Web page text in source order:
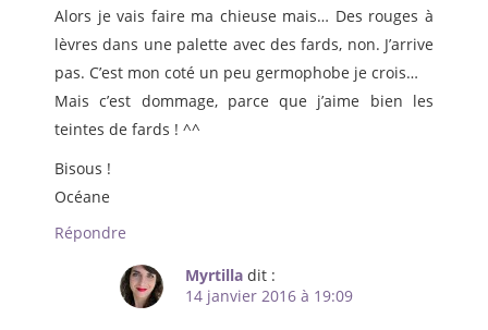
Alors je vais faire ma chieuse mais… Des rouges à
lèvres dans une palette avec des fards, non. J’arrive
pas. C’est mon coté un peu germophobe je crois…
Mais c’est dommage, parce que j’aime bien les
teintes de fards ! ^^
Bisous !
Océane
Répondre
Myrtilla dit :
14 janvier 2016 à 19:09